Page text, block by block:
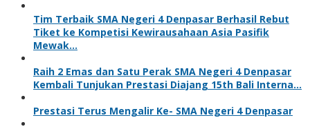
Tim Terbaik SMA Negeri 4 Denpasar Berhasil Rebut
Tiket ke Kompetisi Kewirausahaan Asia Pasifik
Mewak…
Raih 2 Emas dan Satu Perak SMA Negeri 4 Denpasar
Kembali Tunjukan Prestasi Diajang 15th Bali Interna…
Prestasi Terus Mengalir Ke- SMA Negeri 4 Denpasar